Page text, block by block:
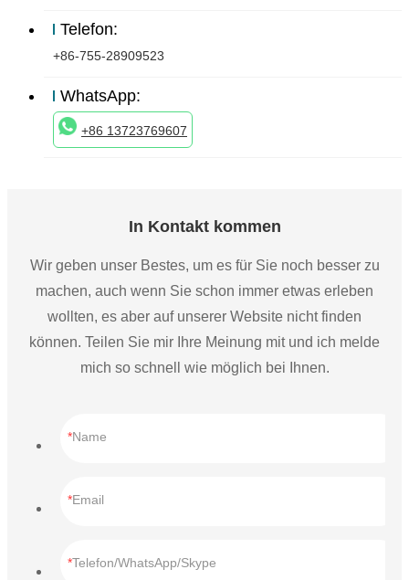
Telefon:
+86-755-28909523
WhatsApp:
+86 13723769607
In Kontakt kommen
Wir geben unser Bestes, um es für Sie noch besser zu
machen, auch wenn Sie schon immer etwas erleben
wollten, es aber auf unserer Website nicht finden
können. Teilen Sie mir Ihre Meinung mit und ich melde
mich so schnell wie möglich bei Ihnen.
Name
Email
Telefon/WhatsApp/Skype